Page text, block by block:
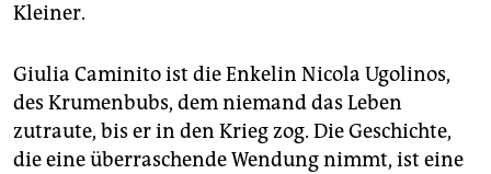
Kleiner.
Giulia Caminito ist die Enkelin Nicola Ugolinos,
des Krumenbubs, dem niemand das Leben
zutraute, bis er in den Krieg zog. Die Geschichte,
die eine überraschende Wendung nimmt, ist eine